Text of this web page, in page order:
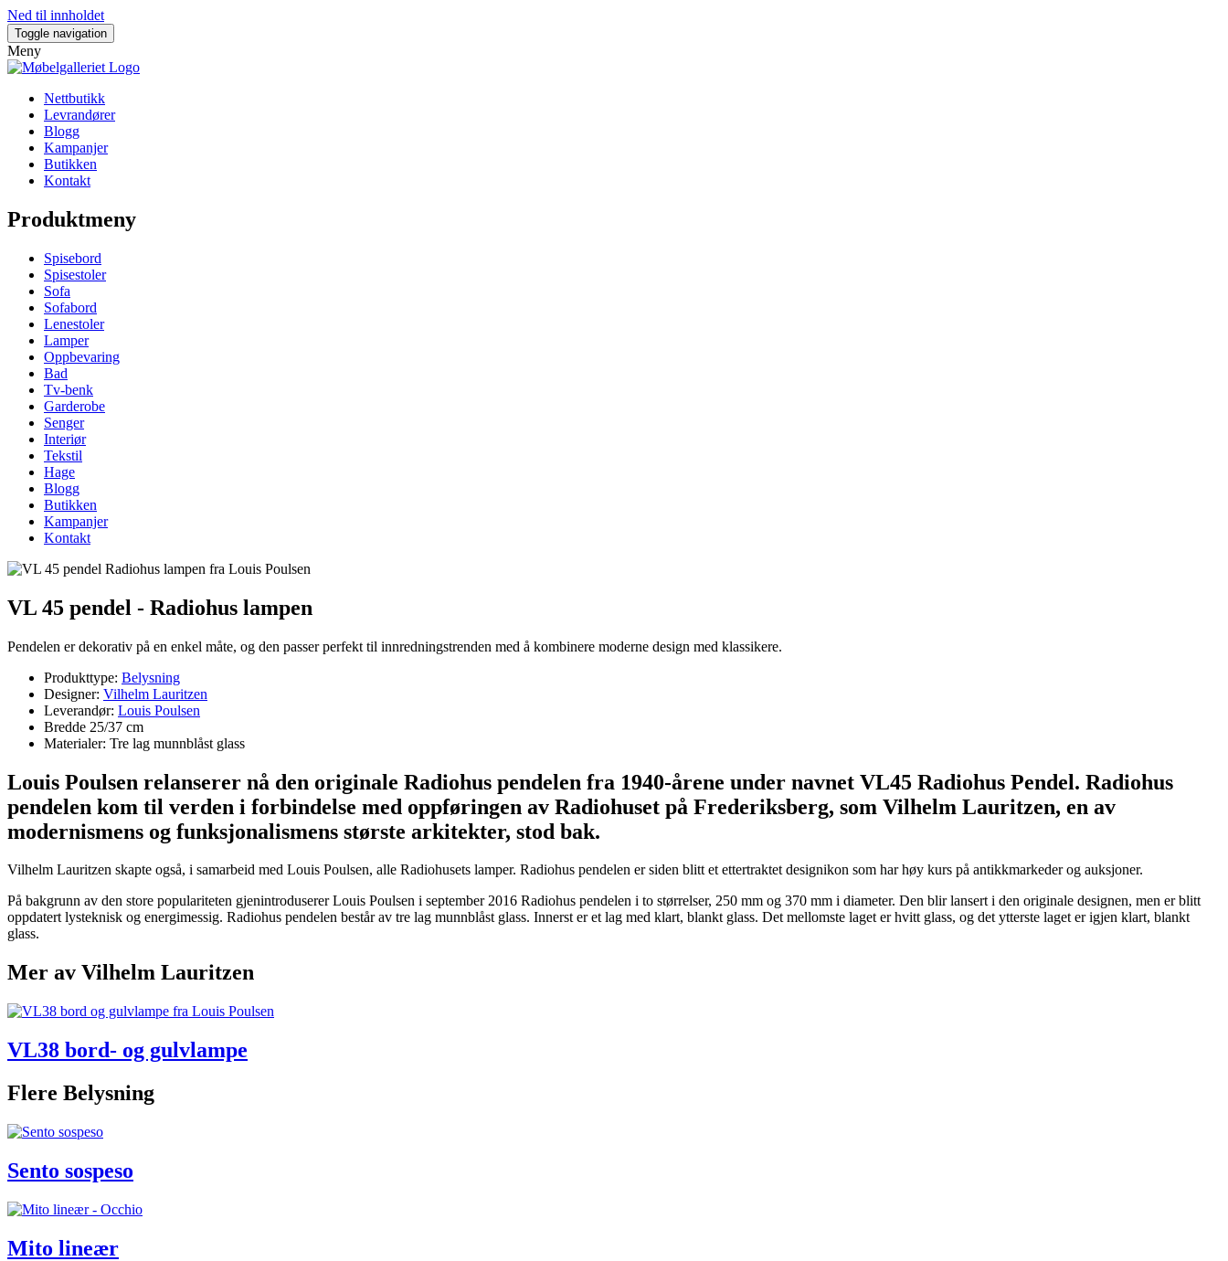
Ned til innholdet
Toggle navigation
Meny
Nettbutikk
Levrandører
Blogg
Kampanjer
Butikken
Kontakt
Produktmeny
Spisebord
Spisestoler
Sofa
Sofabord
Lenestoler
Lamper
Oppbevaring
Bad
Tv-benk
Garderobe
Senger
Interiør
Tekstil
Hage
Blogg
Butikken
Kampanjer
Kontakt
VL 45 pendel - Radiohus lampen
Pendelen er dekorativ på en enkel måte, og den passer perfekt til innredningstrenden med å kombinere moderne design med klassikere.
Produkttype: Belysning
Designer: Vilhelm Lauritzen
Leverandør: Louis Poulsen
Bredde 25/37 cm
Materialer: Tre lag munnblåst glass
Louis Poulsen relanserer nå den originale Radiohus pendelen fra 1940-årene under navnet VL45 Radiohus Pendel. Radiohus
pendelen kom til verden i forbindelse med oppføringen av Radiohuset på Frederiksberg, som Vilhelm Lauritzen, en av
modernismens og funksjonalismens største arkitekter, stod bak.
Vilhelm Lauritzen skapte også, i samarbeid med Louis Poulsen, alle Radiohusets lamper. Radiohus pendelen er siden blitt et ettertraktet designikon som har høy kurs på antikkmarkeder og auksjoner.
På bakgrunn av den store populariteten gjenintroduserer Louis Poulsen i september 2016 Radiohus pendelen i to størrelser, 250 mm og 370 mm i diameter. Den blir lansert i den originale designen, men er blitt
oppdatert lysteknisk og energimessig. Radiohus pendelen består av tre lag munnblåst glass. Innerst er et lag med klart, blankt glass. Det mellomste laget er hvitt glass, og det ytterste laget er igjen klart, blankt
glass.
Mer av Vilhelm Lauritzen
VL38 bord- og gulvlampe
Flere Belysning
Sento sospeso
Mito lineær